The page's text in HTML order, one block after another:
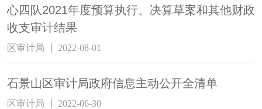
心四队2021年度预算执行、决算草案和其他财政
收支审计结果
区审计局 2022-08-01
石景山区审计局政府信息主动公开全清单
区审计局 2022-06-30